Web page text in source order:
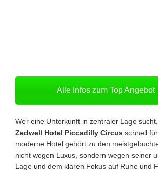
Alle Infos zum Top Angebot
Wer eine Unterkunft in zentraler Lage
Zedwell Hotel Piccadilly Circus schnell
moderne Hotel gehört zu den
nicht wegen Luxus, sondern wegen seiner
Lage und dem klaren Fokus auf Ruhe und